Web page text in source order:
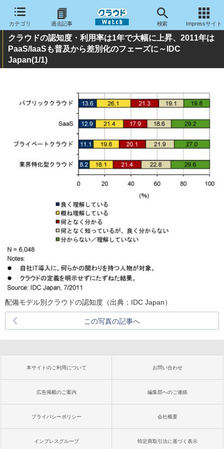
カテゴリ 過去記事 検索 Impressサイト
クラウドの認知度・利用率は1年で大幅に上昇、2011年は
PaaS/IaaSも普及から差別化のフェーズに～IDC
Japan(1/1)
配備モデル別クラウドの認知度（出典：IDC Japan）
この写真の記事へ
本サイトのご利用について お問い合わせ
広告掲載のご案内 編集部へのご連絡
プライバシーポリシー 会社概要
インプレスグループ 特定商取引法に基づく表示